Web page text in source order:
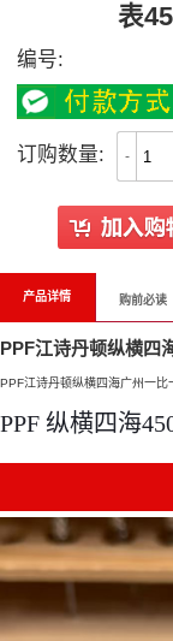
表
编号:
订购数量: -
产品详情 购前必读
PPF江诗丹顿纵横四
PPF江诗丹顿纵横四海广州一
PPF 纵横四海